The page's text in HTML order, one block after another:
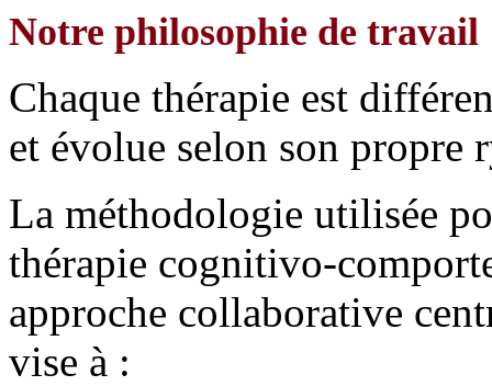
Notre philosophie de travail
Chaque thérapie est
et évolue selon son propre
La méthodologie utilisée
thérapie cognitivo-
approche collaborative
vise à :